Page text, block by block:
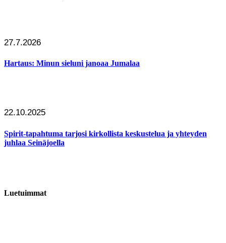
27.7.2026
Hartaus: Minun sieluni janoaa Jumalaa
22.10.2025
Spirit-tapahtuma tarjosi kirkollista keskustelua ja yhteyden
juhlaa Seinäjoella
Luetuimmat